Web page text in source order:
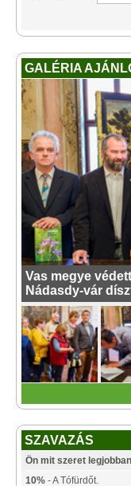
GALÉRIA
Vas megye
Nádasdy-vár
SZAVAZÁS
Ön mit szeret
10% - A Tófürdőt.